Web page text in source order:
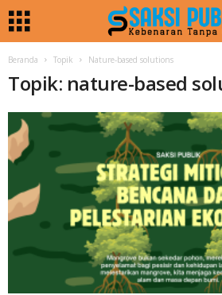
Beranda Topik Nature-based solutions
Topik: nature-based